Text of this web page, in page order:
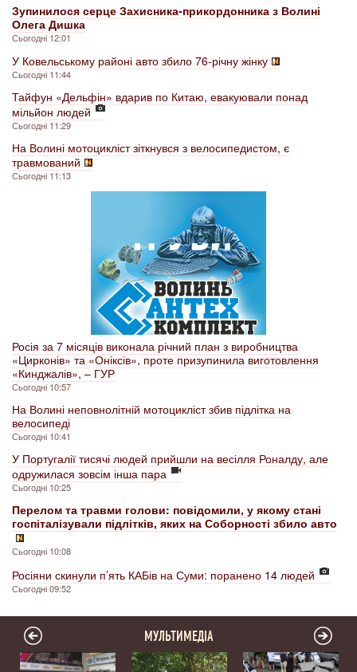
Зупинилося серце Захисника-прикордонника з Волині
Олега Дишка
Сьогодні 12:01
У Ковельському районі авто збило 76-річну жінку
Сьогодні 11:44
Тайфун «Дельфін» вдарив по Китаю, евакуювали понад
мільйон людей
Сьогодні 11:29
На Волині мотоцикліст зіткнувся з велосипедистом, є
травмований
Сьогодні 11:13
Росія за 7 місяців виконала річний план з виробництва
«Цирконів» та «Оніксів», проте призупинила виготовлення
«Кинджалів», – ГУР
Сьогодні 10:57
На Волині неповнолітній мотоцикліст збив підлітка на
велосипеді
Сьогодні 10:41
У Португалії тисячі людей прийшли на весілля Роналду, але
одружилася зовсім інша пара
Сьогодні 10:25
Перелом та травми голови: повідомили, у якому стані
госпіталізували підлітків, яких на Соборності збило авто
Сьогодні 10:08
Росіяни скинули п’ять КАБів на Суми: поранено 14 людей
Сьогодні 09:52
МУЛЬТИМЕДІА